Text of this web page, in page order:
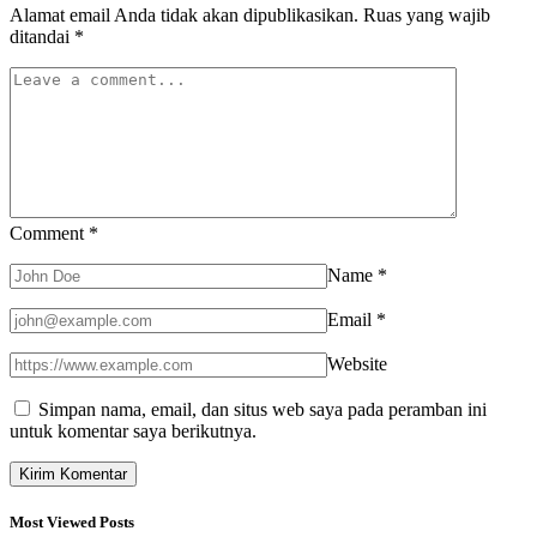
Alamat email Anda tidak akan dipublikasikan. Ruas yang wajib
ditandai *
Comment *
Name *
Email *
Website
Simpan nama, email, dan situs web saya pada peramban ini
untuk komentar saya berikutnya.
Most Viewed Posts